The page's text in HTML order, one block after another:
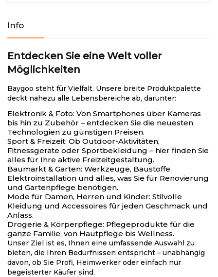
Info
Entdecken Sie eine Welt voller
Möglichkeiten
Baygoo steht für Vielfalt. Unsere breite Produktpalette
deckt nahezu alle Lebensbereiche ab, darunter:
Elektronik & Foto: Von Smartphones über Kameras
bis hin zu Zubehör – entdecken Sie die neuesten
Technologien zu günstigen Preisen.
Sport & Freizeit: Ob Outdoor-Aktivitäten,
Fitnessgeräte oder Sportbekleidung – hier finden Sie
alles für Ihre aktive Freizeitgestaltung.
Baumarkt & Garten: Werkzeuge, Baustoffe,
Elektroinstallation und alles, was Sie für Renovierung
und Gartenpflege benötigen.
Mode für Damen, Herren und Kinder: Stilvolle
Kleidung und Accessoires für jeden Geschmack und
Anlass.
Drogerie & Körperpflege: Pflegeprodukte für die
ganze Familie, von Hautpflege bis Wellness.
Unser Ziel ist es, Ihnen eine umfassende Auswahl zu
bieten, die Ihren Bedürfnissen entspricht – unabhängig
davon, ob Sie Profi, Heimwerker oder einfach nur
begeisterter Käufer sind.